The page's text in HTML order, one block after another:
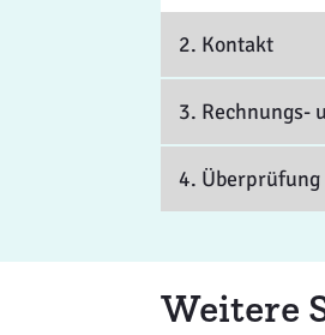
2. Kontakt
3. Rechnungs-
4.
Weitere